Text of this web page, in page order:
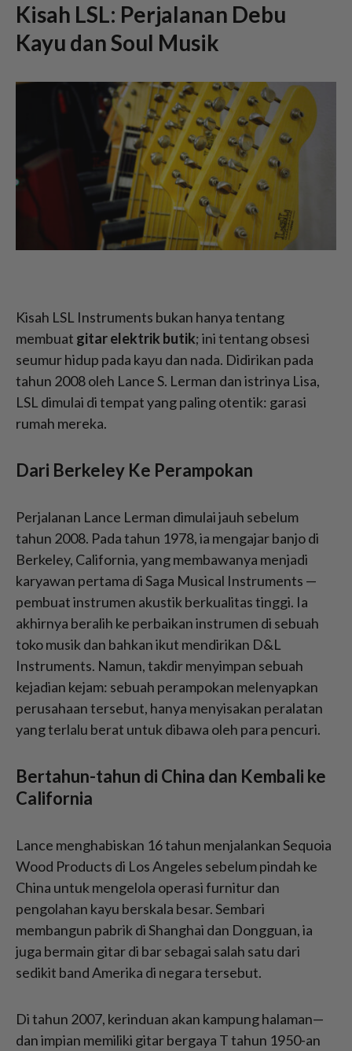
Kisah LSL: Perjalanan Debu
Kayu dan Soul Musik
Kisah LSL Instruments bukan hanya tentang
membuat gitar elektrik butik; ini tentang obsesi
seumur hidup pada kayu dan nada. Didirikan pada
tahun 2008 oleh Lance S. Lerman dan istrinya Lisa,
LSL dimulai di tempat yang paling otentik: garasi
rumah mereka.
Dari Berkeley Ke Perampokan
Perjalanan Lance Lerman dimulai jauh sebelum
tahun 2008. Pada tahun 1978, ia mengajar banjo di
Berkeley, California, yang membawanya menjadi
karyawan pertama di Saga Musical Instruments —
pembuat instrumen akustik berkualitas tinggi. Ia
akhirnya beralih ke perbaikan instrumen di sebuah
toko musik dan bahkan ikut mendirikan D&L
Instruments. Namun, takdir menyimpan sebuah
kejadian kejam: sebuah perampokan melenyapkan
perusahaan tersebut, hanya menyisakan peralatan
yang terlalu berat untuk dibawa oleh para pencuri.
Bertahun-tahun di China dan Kembali ke
California
Lance menghabiskan 16 tahun menjalankan Sequoia
Wood Products di Los Angeles sebelum pindah ke
China untuk mengelola operasi furnitur dan
pengolahan kayu berskala besar. Sembari
membangun pabrik di Shanghai dan Dongguan, ia
juga bermain gitar di bar sebagai salah satu dari
sedikit band Amerika di negara tersebut.
Di tahun 2007, kerinduan akan kampung halaman—
dan impian memiliki gitar bergaya T tahun 1950-an